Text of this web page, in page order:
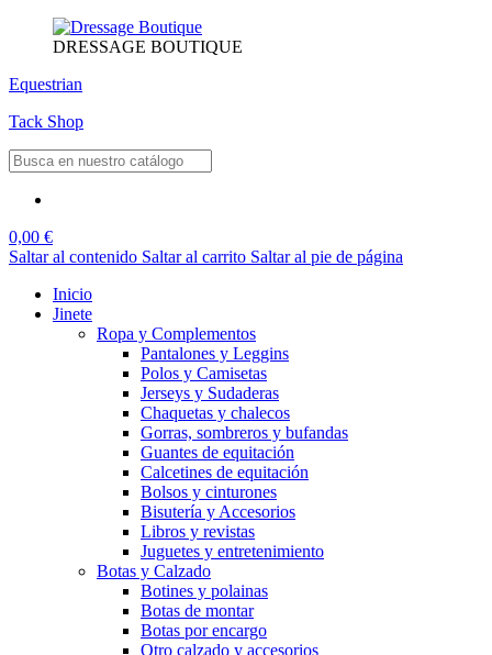
DRESSAGE BOUTIQUE
Equestrian
Tack Shop
0,00 €
Saltar al contenido Saltar al carrito Saltar al pie de página
Inicio
Jinete
Ropa y Complementos
Pantalones y Leggins
Polos y Camisetas
Jerseys y Sudaderas
Chaquetas y chalecos
Gorras, sombreros y bufandas
Guantes de equitación
Calcetines de equitación
Bolsos y cinturones
Bisutería y Accesorios
Libros y revistas
Juguetes y entretenimiento
Botas y Calzado
Botines y polainas
Botas de montar
Botas por encargo
Otro calzado y accesorios